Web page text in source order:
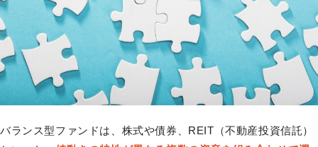
バランス型ファンドは、株式や債券、REIT（不動産投資信託）